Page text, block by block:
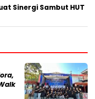
Sinergi Sambut HUT